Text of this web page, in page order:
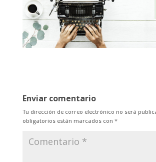
Enviar comentario
Tu dirección de correo electrónico no será
obligatorios están marcados con *